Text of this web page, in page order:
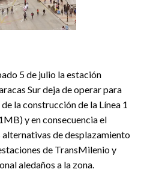
5 de julio la estación
Sur deja de operar para
la construcción de la Línea 1
y en consecuencia el
de desplazamiento
de TransMilenio y
aledaños a la zona.